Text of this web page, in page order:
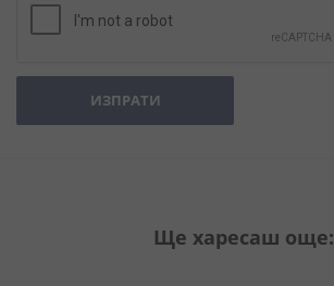
ИЗПРАТИ
Ще харесаш още: